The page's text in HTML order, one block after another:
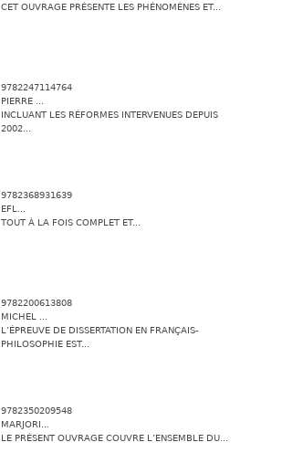
CET OUVRAGE PRÉSENTE LES PHÉNOMÈNES ET...
9782247114764
PIERRE ...
INCLUANT LES RÉFORMES INTERVENUES DEPUIS
2002...
9782368931639
EFL...
TOUT À LA FOIS COMPLET ET...
9782200613808
MICHEL ...
L’ÉPREUVE DE DISSERTATION EN FRANÇAIS-
PHILOSOPHIE EST...
9782350209548
MARJORI...
LE PRÉSENT OUVRAGE COUVRE L’ENSEMBLE DU...